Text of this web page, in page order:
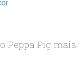
Peppa Pig mais